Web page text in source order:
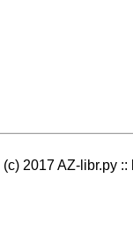
(c) 2017 AZ-libr.ру ::